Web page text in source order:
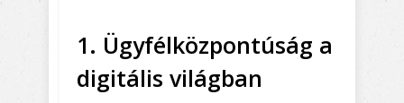
1. Ügyfélközpontúság a
digitális világban